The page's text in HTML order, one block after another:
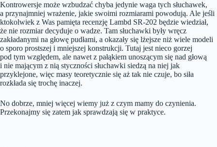
Kontrowersje może wzbudzać chyba jedynie waga tych słuchawek,
a przynajmniej wrażenie, jakie swoimi rozmiarami powodują. Ale jeśli
ktokolwiek z Was pamięta recenzję Lambd SR-202 będzie wiedział,
że nie rozmiar decyduje o wadze. Tam słuchawki były wręcz
zakładanymi na głowę pudłami, a okazały się lżejsze niż wiele modeli
o sporo prostszej i mniejszej konstrukcji. Tutaj jest nieco gorzej
pod tym względem, ale nawet z pałąkiem unoszącym się nad głową
i nie mającym z nią styczności słuchawki siedzą na niej jak
przyklejone, więc masy teoretycznie się aż tak nie czuje, bo siła
rozkłada się trochę inaczej.
No dobrze, mniej więcej wiemy już z czym mamy do czynienia.
Przekonajmy się zatem jak sprawdzają się w praktyce.